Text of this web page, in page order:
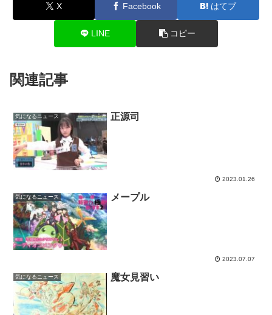
X Facebook はてブ
LINE コピー
関連記事
気になるニュース 正源司
2023.01.26
気になるニュース メープル
2023.07.07
気になるニュース 魔女見習い